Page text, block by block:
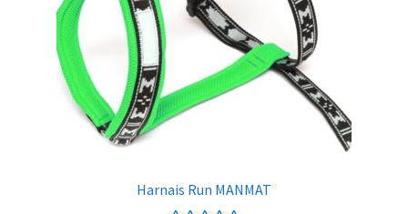
Harnais Run MANMAT